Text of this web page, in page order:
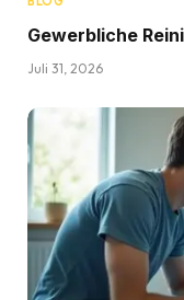
Gewerbliche
Juli 31, 2026